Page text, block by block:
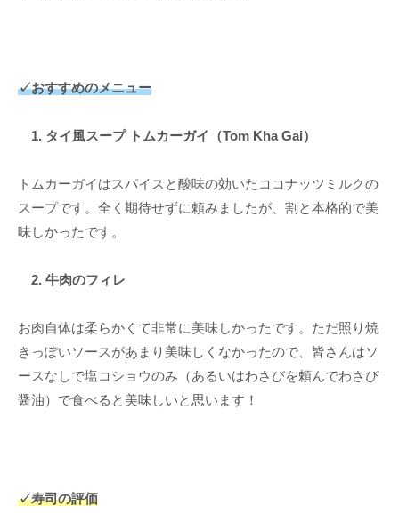
✓おすすめのメニュー
1. タイ風スープ トムカーガイ（Tom Kha Gai）
トムカーガイはスパイスと酸味の効いたココナッツミルクの
スープです。全く期待せずに頼みましたが、割と本格的で美
味しかったです。
2. 牛肉のフィレ
お肉自体は柔らかくて非常に美味しかったです。ただ照り焼
きっぽいソースがあまり美味しくなかったので、皆さんはソ
ースなしで塩コショウのみ（あるいはわさびを頼んでわさび
醤油）で食べると美味しいと思います！
✓寿司の評価